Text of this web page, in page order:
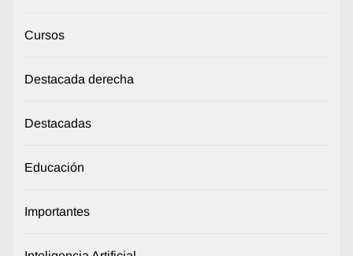
Cursos
Destacada derecha
Destacadas
Educación
Importantes